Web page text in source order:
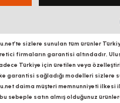
sizlere sunulan tüm ürünler
firmaların garantisi altındadır,
Türkiye için üretilen veya
garantisi sağladığı modelleri sizlere
daima müşteri memnunniyeti ilkesi
sebeple satın almış olduğunuz